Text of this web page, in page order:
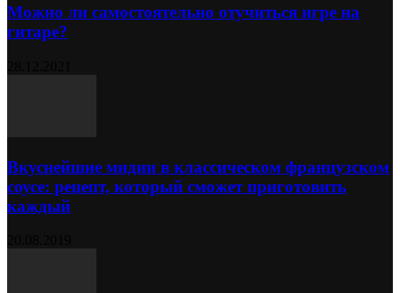
Можно ли самостоятельно отучиться игре на
гитаре?
Вкуснейшие мидии в классическом французском
соусе: рецепт, который сможет приготовить
каждый